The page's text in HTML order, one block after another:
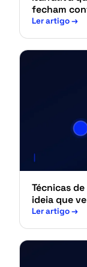
fecham
Ler artigo→
Técnicas
ideia que
Ler artigo→